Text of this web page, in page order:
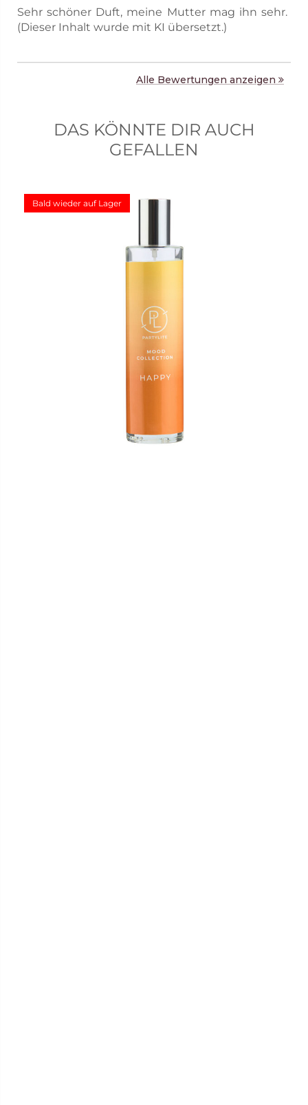
Sehr schöner Duft, meine Mutter mag ihn sehr.
(Dieser Inhalt wurde mit KI übersetzt.)
Alle Bewertungen anzeigen
DAS KÖNNTE DIR AUCH
GEFALLEN
Bald wieder auf Lager